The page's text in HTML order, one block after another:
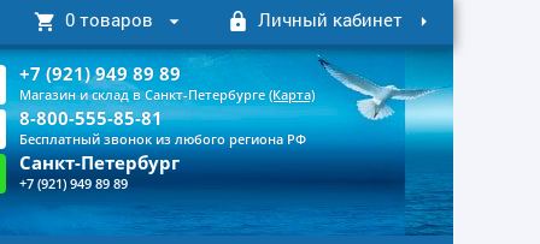
0 товаров Личный кабинет
+7 (921) 949 89 89
Магазин и склад в Санкт-Петербурге (Карта)
8-800-555-85-81
Бесплатный звонок из любого региона РФ
Санкт-Петербург
+7 (921) 949 89 89